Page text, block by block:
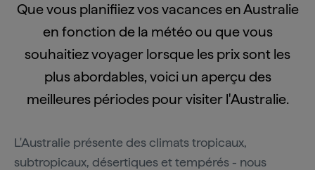
Que vous planifiiez vos vacances en Australie
en fonction de la météo ou que vous
souhaitiez voyager lorsque les prix sont les
plus abordables, voici un aperçu des
meilleures périodes pour visiter l'Australie.
L'Australie présente des climats tropicaux,
subtropicaux, désertiques et tempérés - nous